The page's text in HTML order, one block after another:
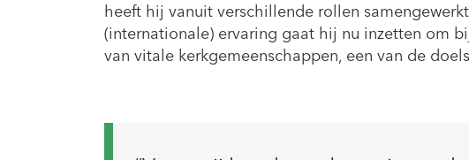
heeft hij vanuit verschillende rollen
(internationale) ervaring gaat hij nu inzetten om
van vitale kerkgemeenschappen, een van de